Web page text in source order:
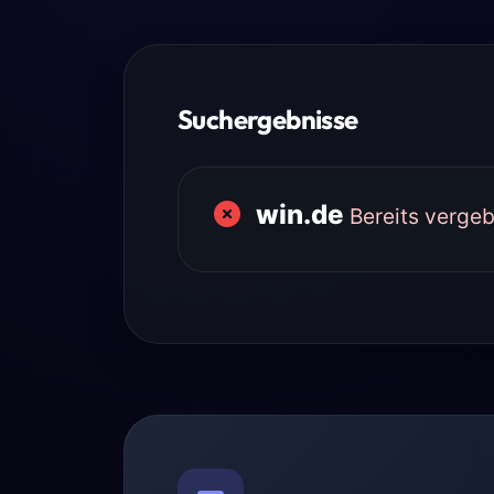
Suchergebnisse
win.de Bereits